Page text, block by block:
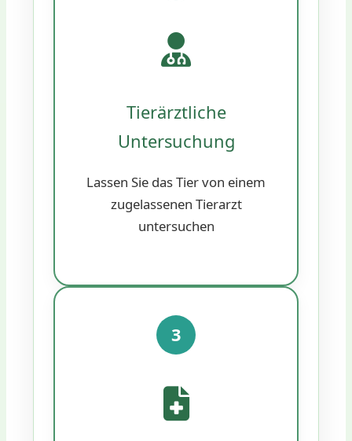
Tierärztliche
Untersuchung
Lassen Sie das Tier von einem
zugelassenen Tierarzt
untersuchen
3